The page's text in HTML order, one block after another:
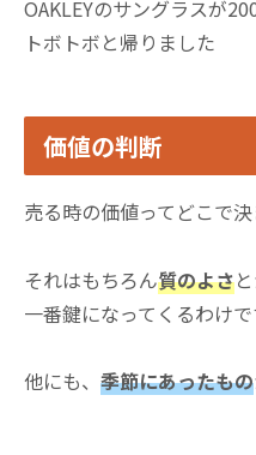
OAKLEYのサングラスが
トボトボと帰りました
価値の判断
売る時の価値ってどこで
それはもちろん質のよさ
一番鍵になってくるわけ
他にも、 季節にあったもの